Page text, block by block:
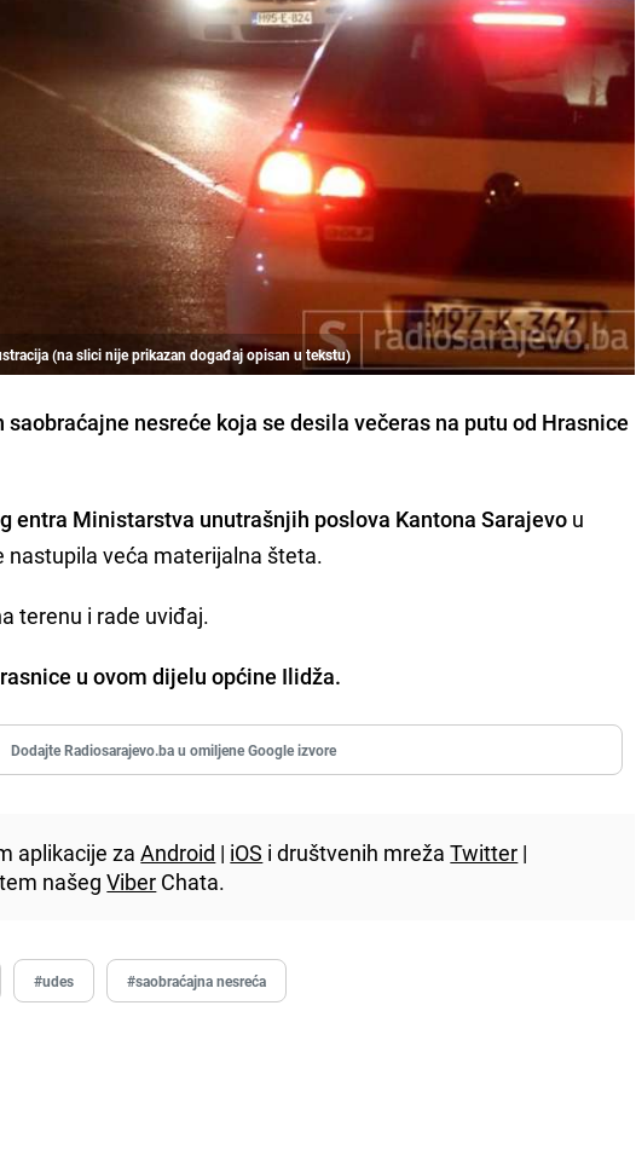
(na slici nije prikazan događaj opisan u tekstu)
nesreće koja se desila večeras na putu od Hrasnice
entra Ministarstva unutrašnjih poslova Kantona Sarajevo u
nastupila veća materijalna šteta.
terenu i rade uviđaj.
u ovom dijelu općine Ilidža.
Dodajte Radiosarajevo.ba u omiljene Google izvore
aplikacije zaAndroid | iOS i društvenih mrežaTwitter |
našegViber Chata.
#udes #saobraćajna nesreća